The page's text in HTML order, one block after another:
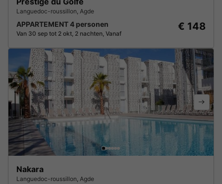
Languedoc-roussillon Agde
APPARTEMENT 4 personen
Van 30 sep tot 2 okt, 2 nachten, Vanaf
€ 148
Nakara
Languedoc-roussillon Agde